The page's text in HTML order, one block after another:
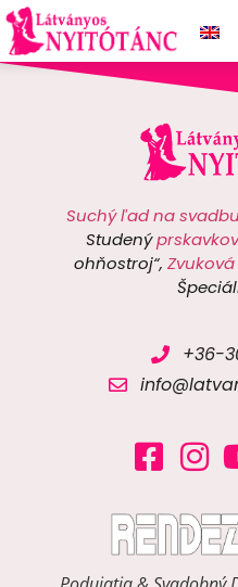
Suchý ľad na svadbu
Studený
ohňostroj“, Zvuková
+36-